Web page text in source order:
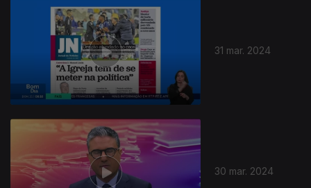
31 mar. 2024
30 mar. 2024